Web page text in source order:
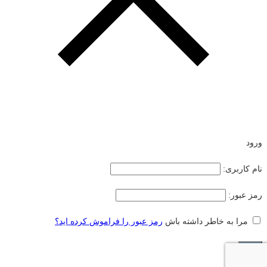
ورود
نام کاربری:
رمز عبور:
مرا به خاطر داشته باش رمز عبور را فراموش کرده اید؟